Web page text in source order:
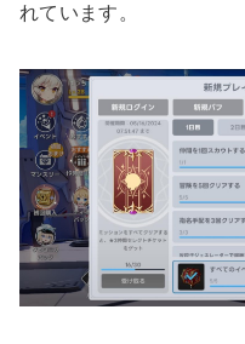
れています。